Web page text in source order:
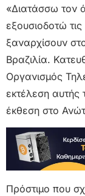
«Διατάσσω τον
εξουσιοδοτώ
ξαναρχίσουν
Βραζιλία.
Οργανισμός
εκτέλεση
έκθεση στο
Πρόστιμο που